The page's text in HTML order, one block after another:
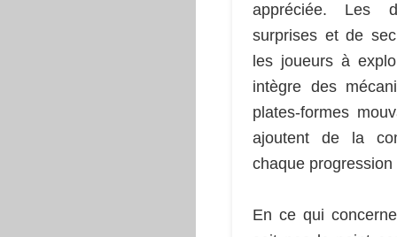
appréciée. Les
surprises et de
les joueurs à
intègre des
plates-formes
ajoutent de la
chaque
En ce qui